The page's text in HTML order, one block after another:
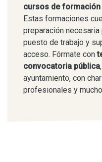
cursos de
Estas formaciones
preparación
puesto de trabajo y
acceso. Fórmate con
convocatoria pública
ayuntamiento, con
profesionales y